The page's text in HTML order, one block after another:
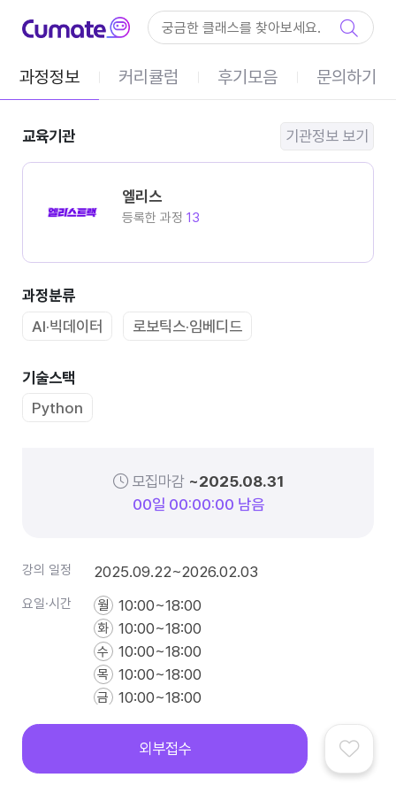
메인 메뉴 바로가기
과정정보
커리큘럼 후기모음 문의하기
교육기관 기관정보 보기
엘리스
등록한 과정 13
과정분류
AI·빅데이터
로보틱스·임베디드
기술스택
Python
외부접수
모집마감 ~2025.08.31
00일 00:00:00 남음
강의 일정 2025.09.22~2026.02.03
요일·시간 월 10:00~18:00
화 10:00~18:00
수 10:00~18:00
목 10:00~18:00
금 10:00~18:00
모집 정원
강의방식
전체메뉴 국비지원 부트캠프 IT아티클 커뮤니티 로그인